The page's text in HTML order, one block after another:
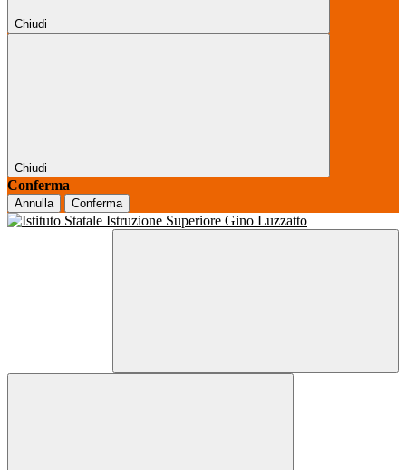
Chiudi
Chiudi
Conferma
Annulla Conferma